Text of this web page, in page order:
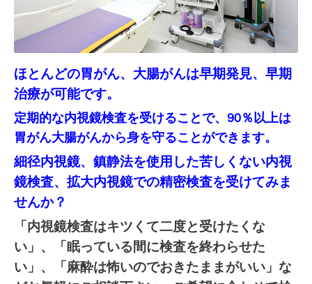
ほとんどの胃がん、大腸がんは早期発見、早期
治療が可能です。
定期的な内視鏡検査を受けることで、90％以上は
胃がん大腸がんから身を守ることができます。
細径内視鏡、鎮静法を使用した苦しくない内視
鏡検査、拡大内視鏡での精密検査を受けてみま
せんか？
「内視鏡検査はキツくて二度と受けたくな
い」、
「眠っている間に検査を終わらせた
い」、「麻酔は怖いのでおきたままがいい」な